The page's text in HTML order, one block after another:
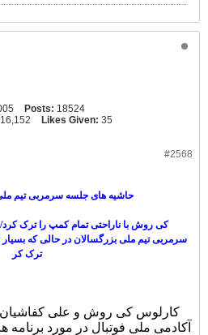
Posts: 18524
16,152 Likes Given: 35
#2568
حاشیه های جلسه سرمربی تیم
کی روش با ناراحتی تمام کمپ را ترک
سرمربی تیم ملی بزرگسالان در حالی که بسیار
ترک کر
کارلوس کی روش و علی کفاشیان
آکادمی ملی فوتبال در مورد برنامه